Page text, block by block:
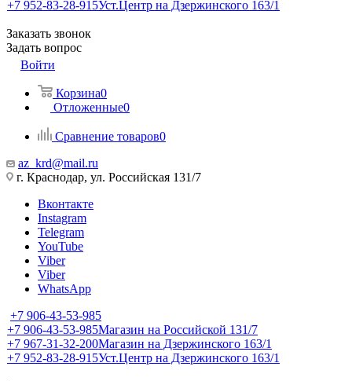
+7 952-83-28-915Уст.Центр на Дзержинского 163/1
Заказать звонок
Задать вопрос
Войти
Корзина0
Отложенные0
Сравнение товаров0
az_krd@mail.ru
г. Краснодар, ул. Российская 131/7
Вконтакте
Instagram
Telegram
YouTube
Viber
Viber
WhatsApp
+7 906-43-53-985
+7 906-43-53-985Магазин на Российской 131/7
+7 967-31-32-200Магазин на Дзержинского 163/1
+7 952-83-28-915Уст.Центр на Дзержинского 163/1